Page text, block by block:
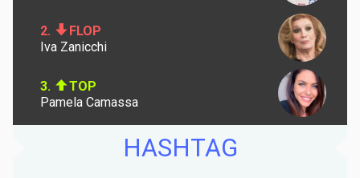
2.
FLOP
Iva Zanicchi
3.
TOP
Pamela Camassa
HASHTAG